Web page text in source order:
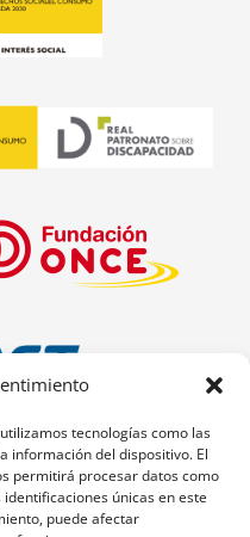
tecnologías como las
información del dispositivo. El
permitirá procesar datos como
únicas en este
puede afectar